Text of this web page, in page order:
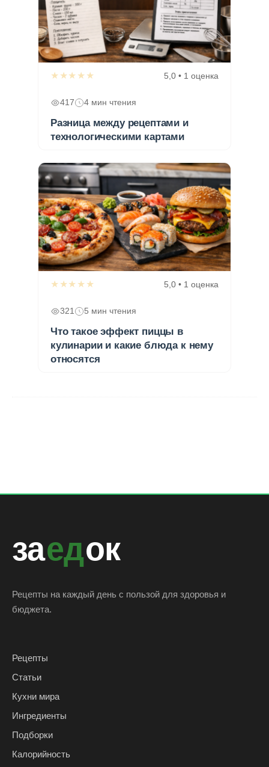
★★★★★ 5,0 • 1 оценка
417 4 мин чтения
Разница между рецептами и
технологическими картами
★★★★★ 5,0 • 1 оценка
321 5 мин чтения
Что такое эффект пиццы в
кулинарии и какие блюда к нему
относятся
заедок
Рецепты на каждый день с пользой для здоровья и
бюджета.
Рецепты
Статьи
Кухни мира
Ингредиенты
Подборки
Калорийность